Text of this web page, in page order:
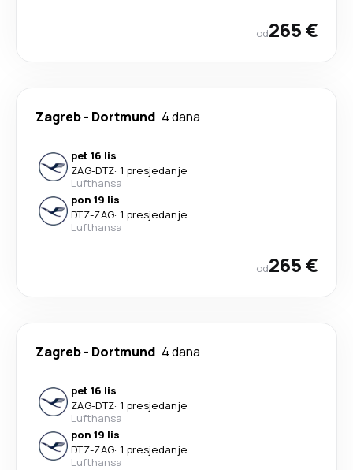
od265 €
Zagreb- Dortmund 4 dana
pet 16 lis
ZAG-DTZ· 1 presjedanje
Lufthansa
pon 19 lis
DTZ-ZAG· 1 presjedanje
Lufthansa
od265 €
Zagreb- Dortmund 4 dana
pet 16 lis
ZAG-DTZ· 1 presjedanje
Lufthansa
pon 19 lis
DTZ-ZAG· 1 presjedanje
Lufthansa